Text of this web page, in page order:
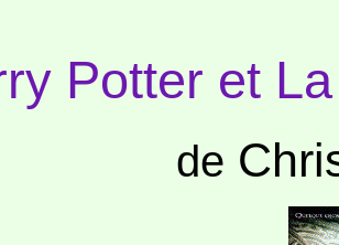
Potter et
de